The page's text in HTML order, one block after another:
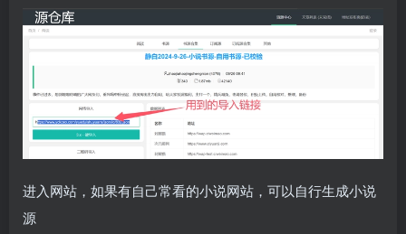
进入网站，如果有自己常看的小说网站，可以自行生成小说
源